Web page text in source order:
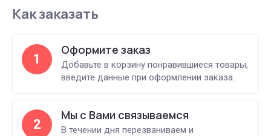
Как заказать
1
Оформите заказ
Добавьте в корзину понравившиеся товары,
введите данные при оформлении заказа.
2
Мы с Вами связываемся
В течении дня перезваниваем и